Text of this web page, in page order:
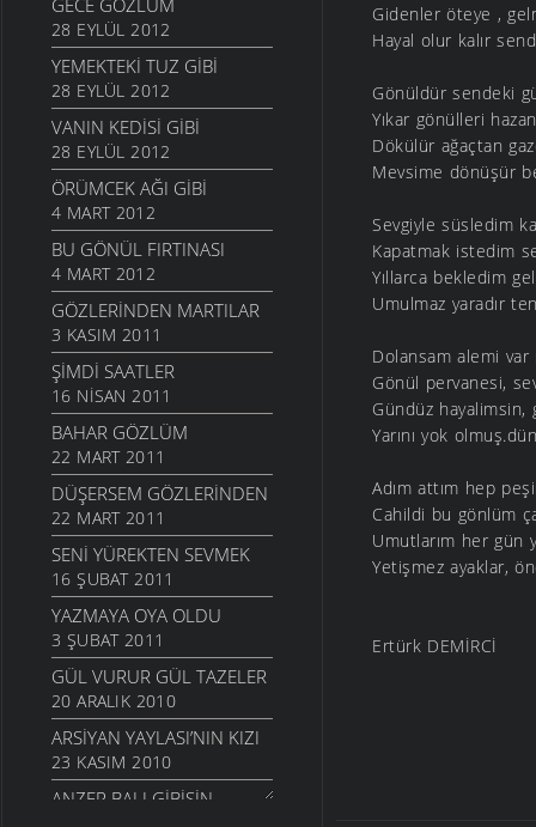
GECE GÖZLÜM
28 EYLÜL 2012
YEMEKTEKI TUZ GIBI
28 EYLÜL 2012
VANIN KEDISI GIBI
28 EYLÜL 2012
ÖRÜMCEK AĞI GIBI
4 MART 2012
BU GÖNÜL FIRTINASI
4 MART 2012
GÖZLERINDEN MARTILAR
3 KASIM 2011
ŞIMDI SAATLER
16 NISAN 2011
BAHAR GÖZLÜM
22 MART 2011
DÜŞERSEM GÖZLERINDEN
22 MART 2011
SENI YÜREKTEN SEVMEK
16 ŞUBAT 2011
YAZMAYA OYA OLDU
3 ŞUBAT 2011
GÜL VURUR GÜL TAZELER
20 ARALIK 2010
ARSIYAN YAYLASI’NIN KIZI
23 KASIM 2010
ANZER BALI GIBISIN
Gidenler öteye ,
Hayal olur kalır
Gönüldür sendeki
Yıkar gönülleri
Dökülür ağaçtan
Mevsime dönüşür
Sevgiyle süsledim
Kapatmak istedim
Yıllarca bekledim
Umulmaz yaradır
Dolansam alemi var
Gönül pervanesi,
Gündüz hayalimsin,
Yarını yok
Adım attım hep
Cahildi bu gönlüm
Umutlarım her gün
Yetişmez ayaklar,
Ertürk DEMİRCİ